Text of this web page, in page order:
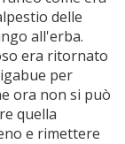
delle
all'erba.
era ritornato
per
ora non si può
quella
e rimettere